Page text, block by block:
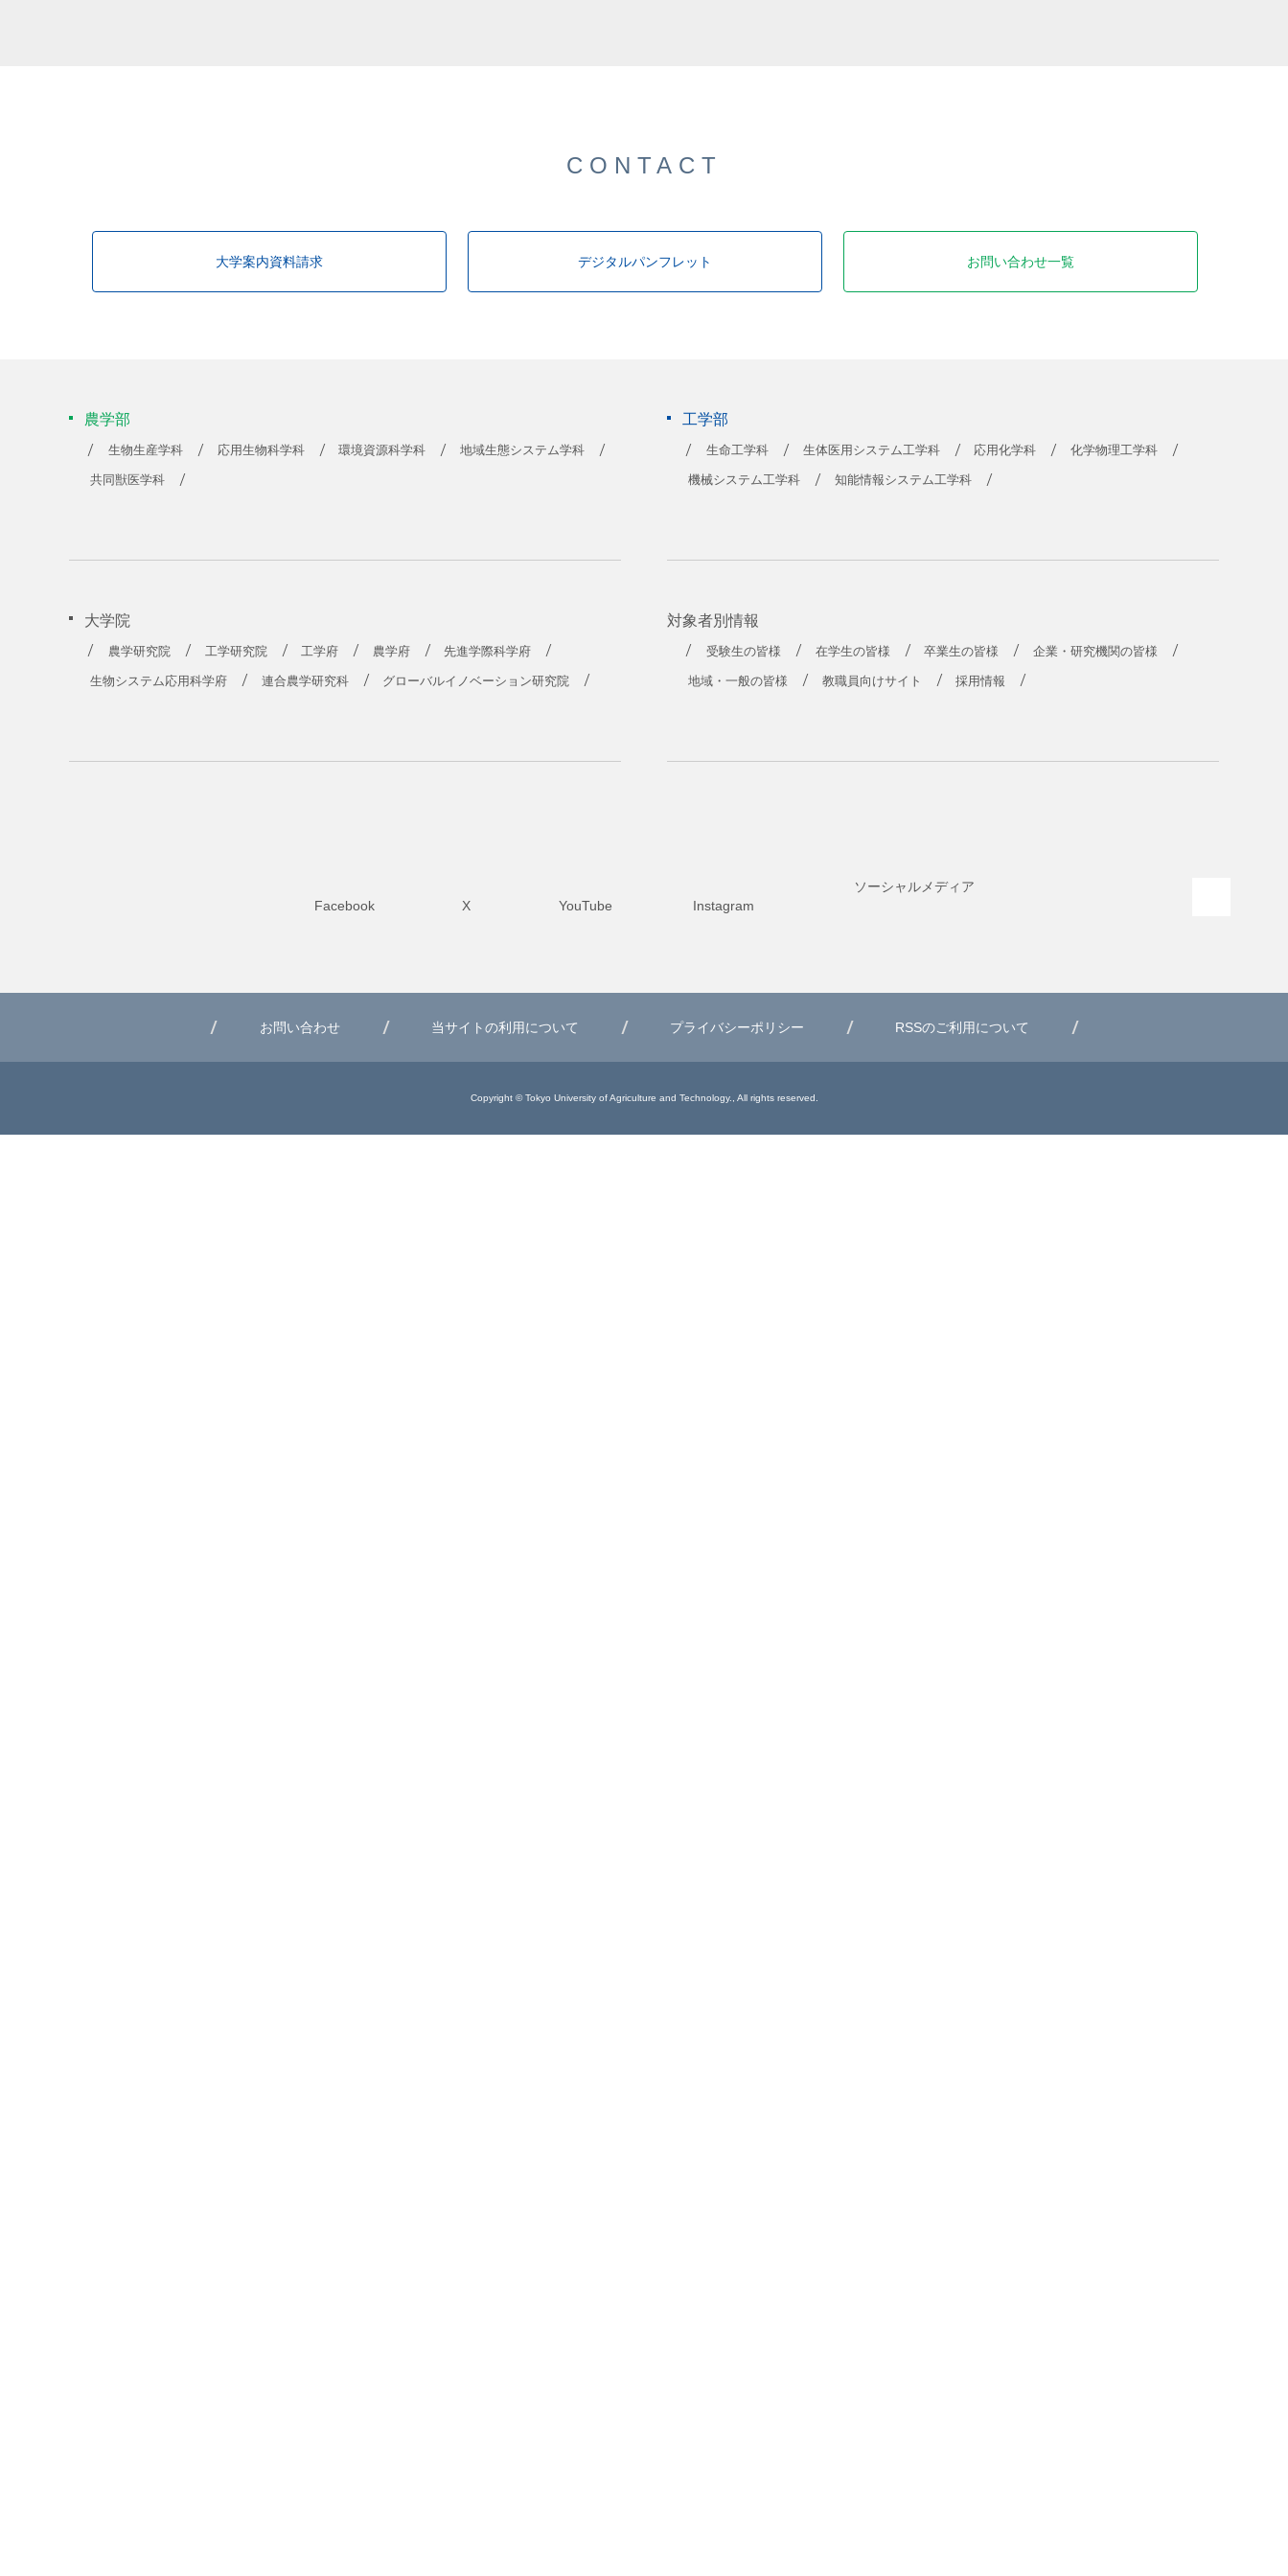
CONTACT
大学案内資料請求 デジタルパンフレット お問い合わせ一覧
農学部
生物生産学科 応用生物科学科 環境資源科学科 地域生態システム学科
共同獣医学科
工学部
生命工学科 生体医用システム工学科 応用化学科 化学物理工学科
機械システム工学科 知能情報システム工学科
大学院
農学研究院 工学研究院 工学府 農学府 先進学際科学府
生物システム応用科学府 連合農学研究科 グローバルイノベーション研究院
対象者別情報
受験生の皆様 在学生の皆様 卒業生の皆様 企業・研究機関の皆様
地域・一般の皆様 教職員向けサイト 採用情報
Facebook
X YouTube Instagram
ソーシャルメディア
お問い合わせ 当サイトの利用について プライバシーポリシー RSSのご利用について
Copyright © Tokyo University of Agriculture and Technology., All rights reserved.